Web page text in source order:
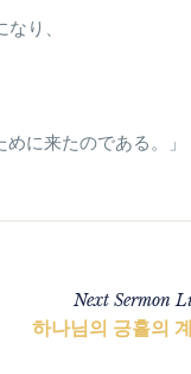
り、
に来たのである。」
Next Sermon
하나님의 긍휼의